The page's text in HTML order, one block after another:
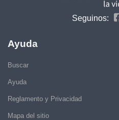
Seguinos:
Ayuda
Buscar
Ayuda
Reglamento y Privacidad
Mapa del sitio